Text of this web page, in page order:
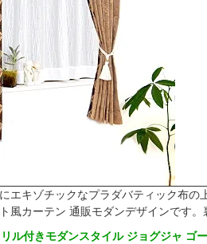
エキゾチックなプラダバティック布の
風カーテン 通販モダンデザインです。
ル付きモダンスタイル ジョグジャ ゴ